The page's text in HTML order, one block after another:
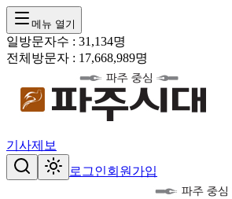
메뉴 열기
일방문자수 : 31,134명
전체방문자 : 17,668,989명
기사제보
로그인회원가입